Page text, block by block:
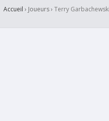
Accueil › Joueurs › Terry Garbachewski